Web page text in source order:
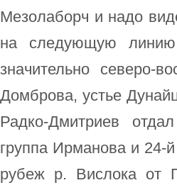
Мезолаборч и надо
на следующую
значительно северо-
Домброва, устье
Радко-Дмитриев
группа Ирманова и 24-
рубеж р. Вислока от